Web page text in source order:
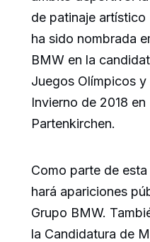
de patinaje
ha sido nombrada
BMW en la
Juegos Olímpicos
Invierno de 2018
Partenkirchen.
Como parte de
hará apariciones
Grupo BMW.
la Candidatura de